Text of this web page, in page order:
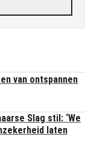
van ontspannen
Slag stil: ‘We
laten